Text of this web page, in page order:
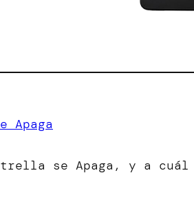
Apaga
se Apaga, y a